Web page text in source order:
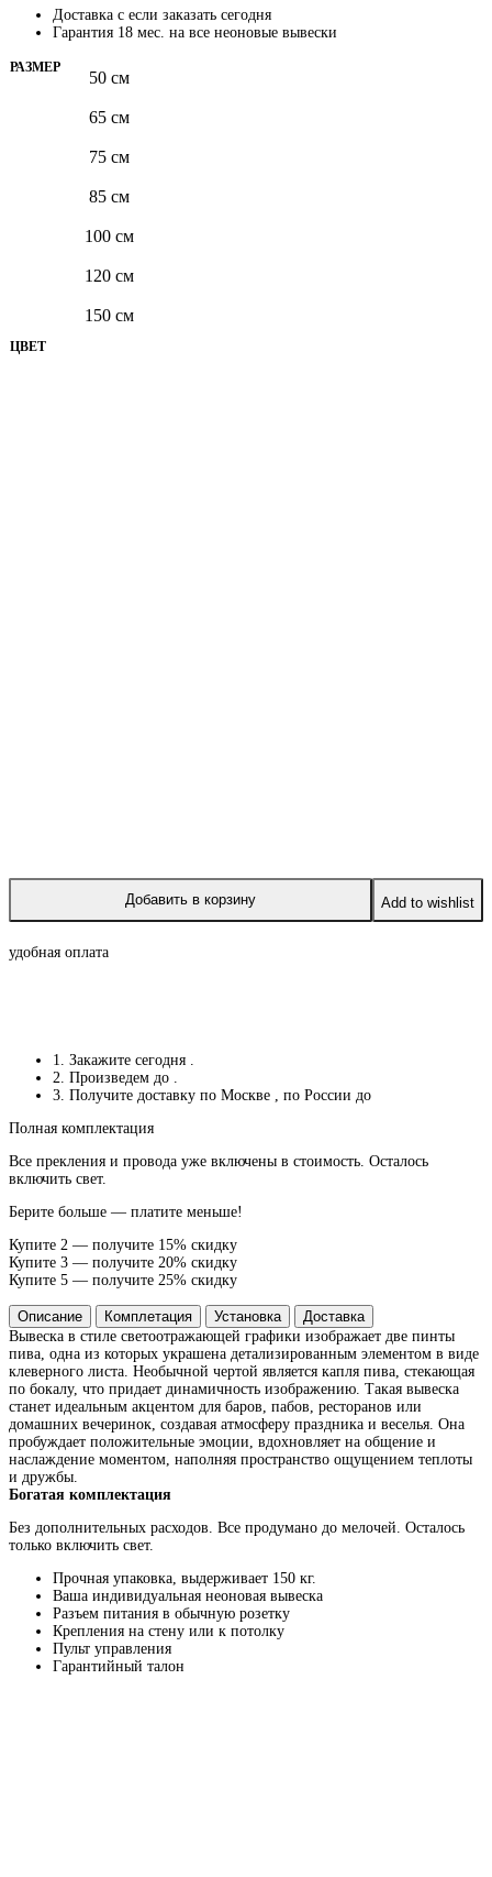
Доставка с если заказать сегодня
Гарантия 18 мес. на все неоновые вывески
РАЗМЕР
50 см
65 см
75 см
85 см
100 см
120 см
150 см
ЦВЕТ
Добавить в корзину Add to wishlist
удобная оплата
1. Закажите сегодня
2. Произведем до
3. Получите доставку по Москве
, по России до
Полная комплектация
Все прекления и провода уже включены в стоимость. Осталось
включить свет.
Берите больше — платите меньше!
Купите 2 — получите 15% скидку
Купите 3 — получите 20% скидку
Купите 5 — получите 25% скидку
Описание Комплетация Установка
Доставка
Вывеска в стиле светоотражающей графики изображает две пинты
пива, одна из которых украшена детализированным элементом в виде
клеверного листа. Необычной чертой является капля пива, стекающая
по бокалу, что придает динамичность изображению. Такая вывеска
станет идеальным акцентом для баров, пабов, ресторанов или
домашних вечеринок, создавая атмосферу праздника и веселья. Она
пробуждает положительные эмоции, вдохновляет на общение и
наслаждение моментом, наполняя пространство ощущением теплоты
и дружбы.
Богатая комплектация
Без дополнительных расходов. Все продумано до мелочей. Осталось
только включить свет.
Прочная упаковка, выдерживает 150 кг.
Ваша индивидуальная неоновая вывеска
Разъем питания в обычную розетку
Крепления на стену или к потолку
Пульт управления
Гарантийный талон